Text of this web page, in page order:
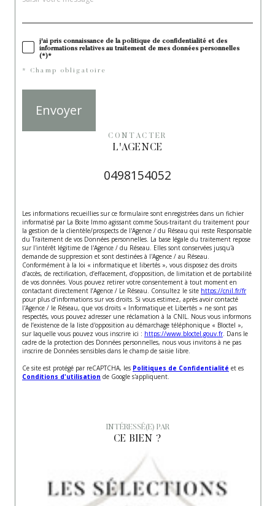
j'ai pris connaissance de la politique de confidentialité et des
informations relatives au traitement de mes données personnelles
(*)*
* Champ obligatoire
Envoyer
CONTACTER
L'AGENCE
0498154052
Les informations recueillies sur ce formulaire sont enregistrées dans un fichier
informatisé par La Boite Immo agissant comme Sous-traitant du traitement pour
la gestion de la clientèle/prospects de l'Agence / du Réseau qui reste Responsable
du Traitement de vos Données personnelles. La base légale du traitement repose
sur l'intérêt légitime de l'Agence / du Réseau. Elles sont conservées jusqu'à
demande de suppression et sont destinées à l'Agence / au Réseau.
Conformément à la loi « informatique et libertés », vous disposez des droits
d’accès, de rectification, d’effacement, d’opposition, de limitation et de portabilité
de vos données. Vous pouvez retirer votre consentement à tout moment en
contactant directement l’Agence / Le Réseau. Consultez le site https://cnil.fr/fr
pour plus d’informations sur vos droits. Si vous estimez, après avoir contacté
l'Agence / le Réseau, que vos droits « Informatique et Libertés » ne sont pas
respectés, vous pouvez adresser une réclamation à la CNIL. Nous vous informons
de l’existence de la liste d'opposition au démarchage téléphonique « Bloctel »,
sur laquelle vous pouvez vous inscrire ici : https://www.bloctel.gouv.fr. Dans le
cadre de la protection des Données personnelles, nous vous invitons à ne pas
inscrire de Données sensibles dans le champ de saisie libre.
Ce site est protégé par reCAPTCHA, les Politiques de Confidentialité et es
Conditions d'utilisation de Google s'appliquent.
INTÉRESSÉ(E) PAR
CE BIEN ?